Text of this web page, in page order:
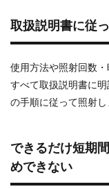
取扱説明書に従
使用方法や照射回数・
すべて取扱説明書に
の手順に従って照射し
できるだけ短期
めできない